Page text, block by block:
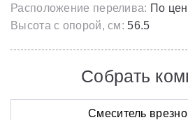
Расположение перелива: По
Высота с опорой, см: 56.5
Собрать
Смеситель